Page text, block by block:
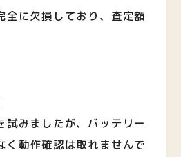
全に欠損しており、査定額
試みましたが、バッテリー
く動作確認は取れませんで